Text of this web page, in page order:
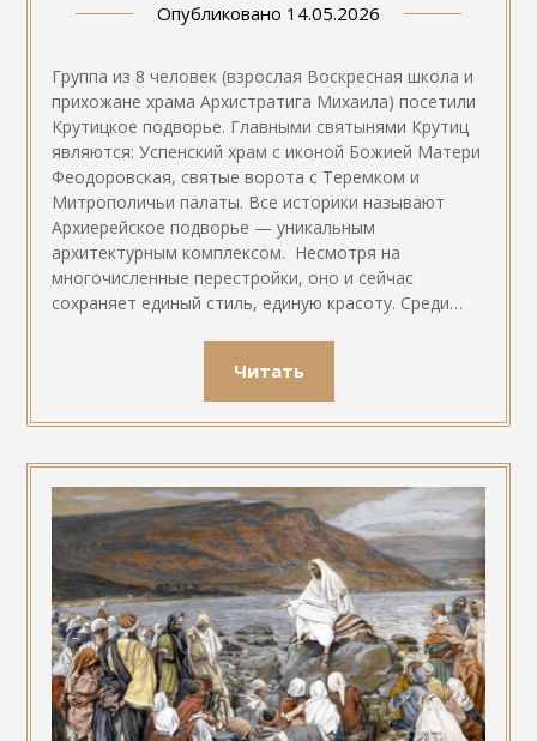
Опубликовано 14.05.2026
Группа из 8 человек (взрослая Воскресная школа и
прихожане храма Архистратига Михаила) посетили
Крутицкое подворье. Главными святынями Крутиц
являются: Успенский храм с иконой Божией Матери
Феодоровская, святые ворота с Теремком и
Митрополичьи палаты. Все историки называют
Архиерейское подворье — уникальным
архитектурным комплексом. Несмотря на
многочисленные перестройки, оно и сейчас
сохраняет единый стиль, единую красоту. Среди…
Читать